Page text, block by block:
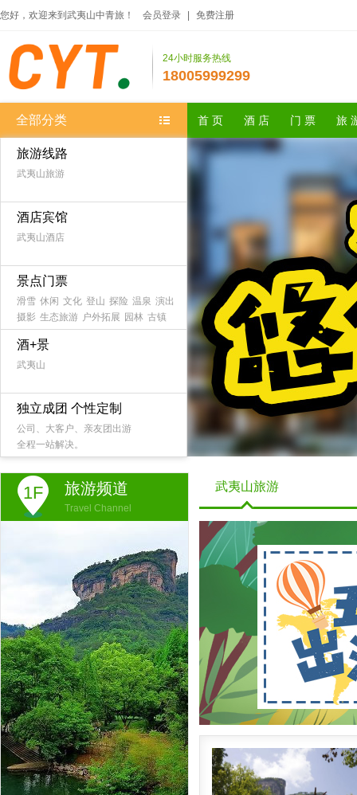
您好，欢迎来到武夷山中青旅！ 会员登录 免费注册
24小时服务热线
18005999299
全部分类
旅游线路
武夷山旅游
酒店宾馆
武夷山酒店
景点门票
滑雪 休闲 文化 登山 探险 温泉 演出
摄影 生态旅游 户外拓展 园林 古镇
农家乐 森林公园 海滨海岛 主题乐园
古迹 避暑
酒+景
武夷山
独立成团 个性定制
公司、大客户、亲友团出游
全程一站解决。
首 页 酒 店 门 票 旅
1F 旅游频道
Travel Channel
武夷山旅游